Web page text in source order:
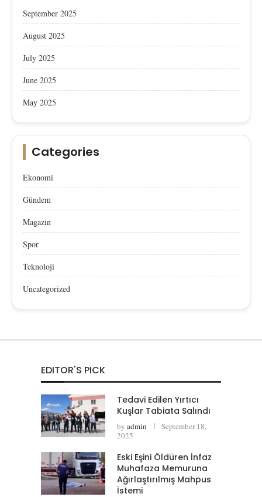
September 2025
August 2025
July 2025
June 2025
May 2025
Categories
Ekonomi
Gündem
Magazin
Spor
Teknoloji
Uncategorized
EDITOR'S PICK
Tedavi Edilen Yırtıcı
Kuşlar Tabiata Salındı
by admin
September 18,
2025
Eski Eşini Öldüren İnfaz
Muhafaza Memuruna
Ağırlaştırılmış Mahpus
İstemi